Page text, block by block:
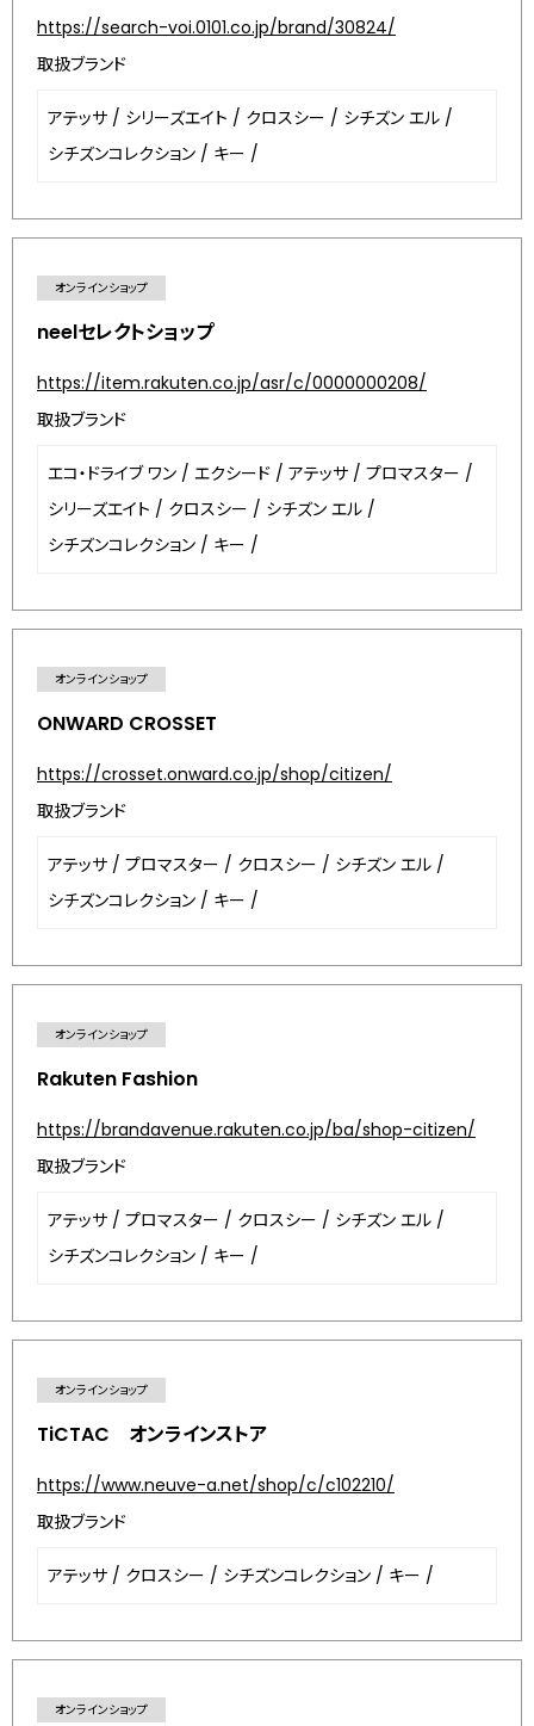
https://search-voi.0101.co.jp/brand/30824/
取扱ブランド
アテッサ / シリーズエイト / クロスシー / シチズン エル /
シチズンコレクション / キー /
オンラインショップ
neelセレクトショップ
https://item.rakuten.co.jp/asr/c/0000000208/
取扱ブランド
エコ・ドライブ ワン / エクシード / アテッサ / プロマスター /
シリーズエイト / クロスシー / シチズン エル /
シチズンコレクション / キー /
オンラインショップ
ONWARD CROSSET
https://crosset.onward.co.jp/shop/citizen/
取扱ブランド
アテッサ / プロマスター / クロスシー / シチズン エル /
シチズンコレクション / キー /
オンラインショップ
Rakuten Fashion
https://brandavenue.rakuten.co.jp/ba/shop-citizen/
取扱ブランド
アテッサ / プロマスター / クロスシー / シチズン エル /
シチズンコレクション / キー /
オンラインショップ
TiCTAC オンラインストア
https://www.neuve-a.net/shop/c/c102210/
取扱ブランド
アテッサ / クロスシー / シチズンコレクション / キー /
オンラインショップ